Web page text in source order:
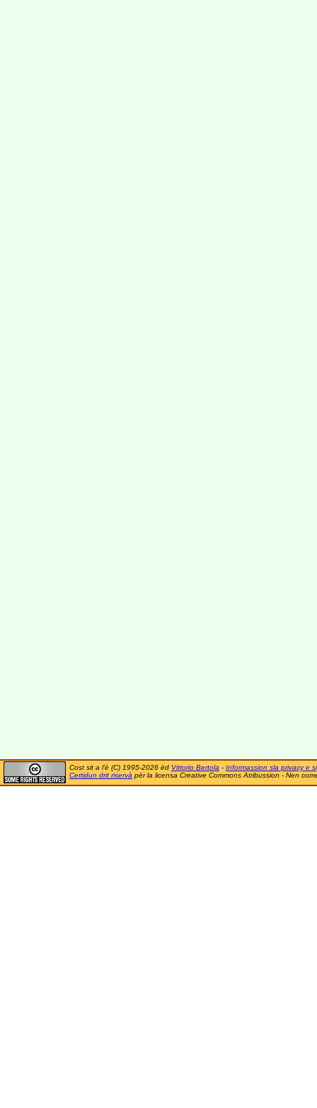
Cost sit a l'è (C) 1995-2026 ëd Vittorio Bertola - Informassion sla privacy e
Certidun drit riservà për la licensa Creative Commons Atribussion - Nen